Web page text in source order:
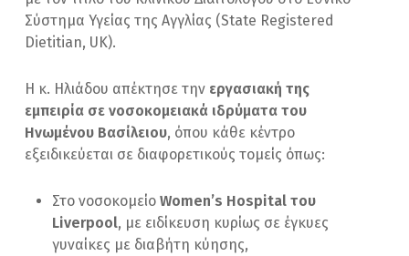
Σύστημα Υγείας της Αγγλίας (State Registered
Dietitian, UK).
Η κ. Ηλιάδου απέκτησε την εργασιακή της
εμπειρία σε νοσοκομειακά ιδρύματα του
Ηνωμένου Βασίλειου, όπου κάθε κέντρο
εξειδικεύεται σε διαφορετικούς τομείς όπως:
Στο νοσοκομείοWomen’s Hospital του
Liverpool, με ειδίκευση κυρίως σε έγκυες
γυναίκες με διαβήτη κύησης,